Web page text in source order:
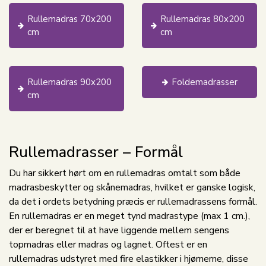
Rullemadras 70x200
cm
Rullemadras 80x200
cm
Rullemadras 90x200
cm
Foldemadrasser
Rullemadrasser – Formål
Du har sikkert hørt om en rullemadras omtalt som både
madrasbeskytter og skånemadras, hvilket er ganske logisk,
da det i ordets betydning præcis er rullemadrassens formål.
En rullemadras er en meget tynd madrastype (max 1 cm.),
der er beregnet til at have liggende mellem sengens
topmadras eller madras og lagnet. Oftest er en
rullemadras udstyret med fire elastikker i hjørnerne, disse